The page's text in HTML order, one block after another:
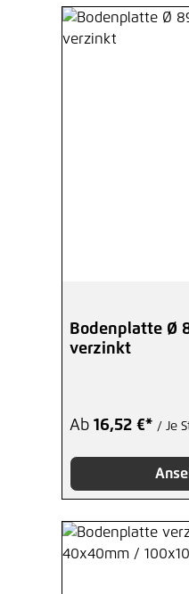
Bodenplatte Ø
verzinkt
Ab 16,52 €* / Je